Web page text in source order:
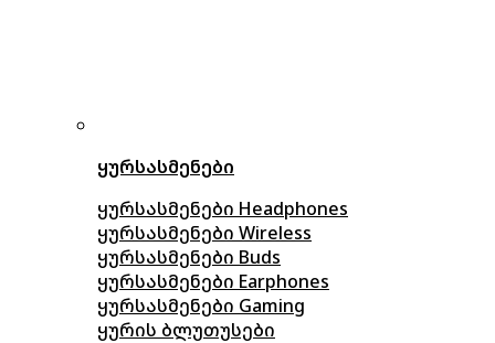
ყურსასმენები
ყურსასმენები Headphones
ყურსასმენები Wireless
ყურსასმენები Buds
ყურსასმენები Earphones
ყურსასმენები Gaming
ყურის ბლუთუსები